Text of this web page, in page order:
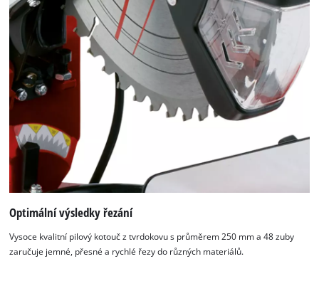
K načtení služby Google Maps
potřebujeme váš souhlas!
This content is not permitted to load due
to trackers that are not disclosed to the
visitor. The website owner needs to setup
the site with their CMP to add this content
to the list of technologies used.
Powered byUsercentrics Consent
Management Platform
Optimální výsledky řezání
Vysoce kvalitní pilový kotouč z tvrdokovu s průměrem 250 mm a 48 zuby
zaručuje jemné, přesné a rychlé řezy do různých materiálů.